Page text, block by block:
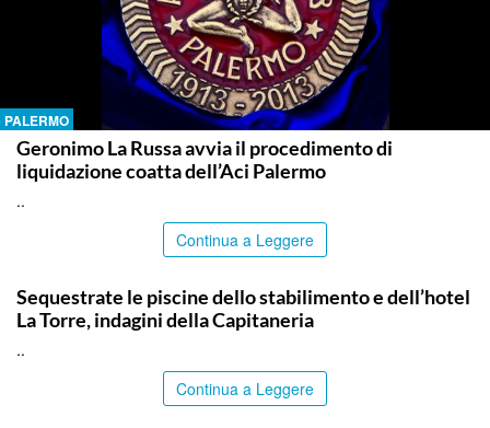
PALERMO
Geronimo La Russa avvia il procedimento di
liquidazione coatta dell’Aci Palermo
..
Continua a Leggere
Sequestrate le piscine dello stabilimento e dell’hotel
La Torre, indagini della Capitaneria
..
Continua a Leggere